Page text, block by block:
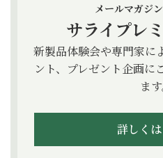
メールマガジ
サライプレ
新製品体験会や専門家に
ント、プレゼント企画に
ます
詳しく